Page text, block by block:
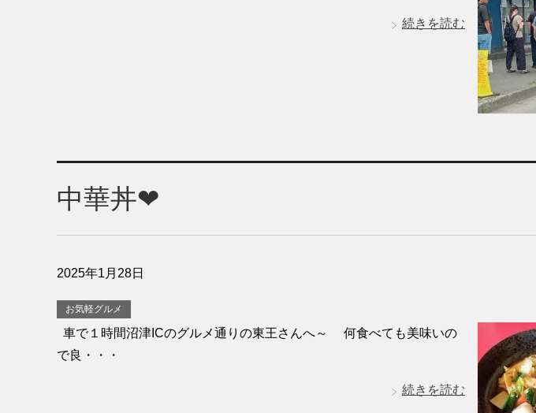
続きを読む
中華丼❤
2025年1月28日
お気軽グルメ
車で１時間沼津ICのグルメ通りの東王さんへ～ 何食べても美味いの
で良・・・
続きを読む